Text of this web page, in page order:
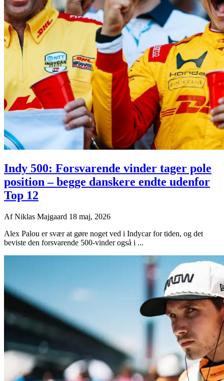
Indy 500: Forsvarende vinder tager pole
position – begge danskere endte udenfor
Top 12
AfNiklas Majgaard 18 maj, 2026
Alex Palou er svær at gøre noget ved i Indycar for tiden, og det
beviste den forsvarende 500-vinder også i ...